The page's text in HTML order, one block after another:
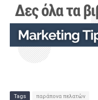
Tags παράπονα πελατών